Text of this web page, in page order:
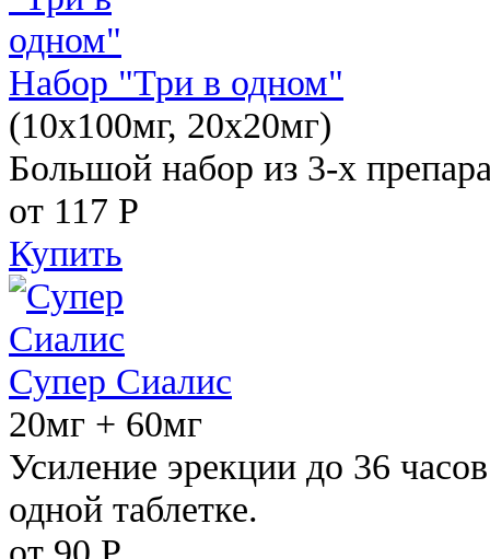
Набор "Три в одном"
(10x100мг, 20x20мг)
Большой набор из 3-х
от 117 Р
Купить
Супер Сиалис
20мг + 60мг
Усиление эрекции до 36
одной таблетке.